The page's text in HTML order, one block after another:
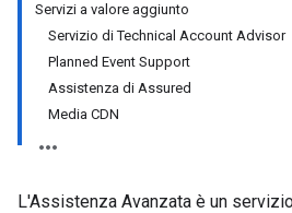
Servizi a valore aggiunto
Servizio di Technical Account Advisor
Planned Event Support
Assistenza di Assured
Media CDN
L'Assistenza Avanzata è un